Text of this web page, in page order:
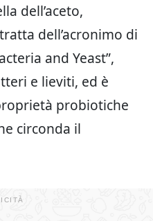
dell’aceto,
dell’acronimo di
and Yeast”,
e lieviti, ed è
probiotiche
circonda il